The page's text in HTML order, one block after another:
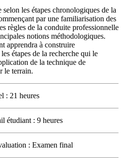
les étapes chronologiques de la
par une familiarisation des
règles de la conduite professionnelle
notions méthodologiques.
apprendra à construire
étapes de la recherche qui le
de la technique de
le terrain.
: 21 heures
étudiant : 9 heures
: Examen final